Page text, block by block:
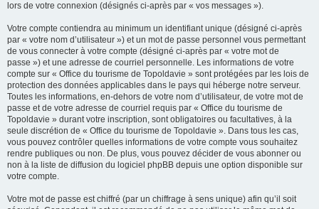
lors de votre connexion (désignés ci-après par « vos messages »).
Votre compte contiendra au minimum un identifiant unique (désigné ci-après
par « votre nom d’utilisateur ») et un mot de passe personnel vous permettant
de vous connecter à votre compte (désigné ci-après par « votre mot de
passe ») et une adresse de courriel personnelle. Les informations de votre
compte sur « Office du tourisme de Topoldavie » sont protégées par les lois de
protection des données applicables dans le pays qui héberge notre serveur.
Toutes les informations, en-dehors de votre nom d’utilisateur, de votre mot de
passe et de votre adresse de courriel requis par « Office du tourisme de
Topoldavie » durant votre inscription, sont obligatoires ou facultatives, à la
seule discrétion de « Office du tourisme de Topoldavie ». Dans tous les cas,
vous pouvez contrôler quelles informations de votre compte vous souhaitez
rendre publiques ou non. De plus, vous pouvez décider de vous abonner ou
non à la liste de diffusion du logiciel phpBB depuis une option disponible sur
votre compte.
Votre mot de passe est chiffré (par un chiffrage à sens unique) afin qu’il soit